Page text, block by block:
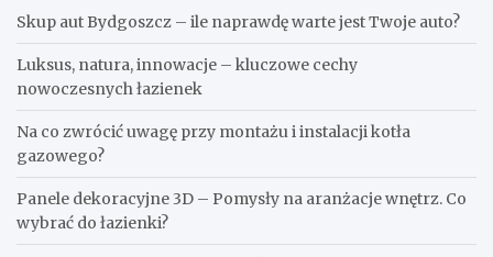
Skup aut Bydgoszcz – ile naprawdę warte jest Twoje auto?
Luksus, natura, innowacje – kluczowe cechy
nowoczesnych łazienek
Na co zwrócić uwagę przy montażu i instalacji kotła
gazowego?
Panele dekoracyjne 3D – Pomysły na aranżacje wnętrz. Co
wybrać do łazienki?